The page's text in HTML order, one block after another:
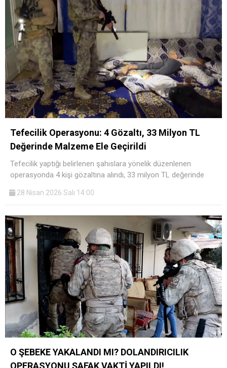
Tefecilik Operasyonu: 4 Gözaltı, 33 Milyon TL
Değerinde Malzeme Ele Geçirildi
Tefecilik yaptığı belirlenen şahıslara yönelik düzenlenen
operasyonda 4 kişi gözaltına alındı, 33 milyon TL değerinde
28 Nisan 2026 Salı 14:00
O ŞEBEKE YAKALANDI MI? DOLANDIRICILIK
OPERASYONU ŞAFAK VAKTİ YAPILDI!